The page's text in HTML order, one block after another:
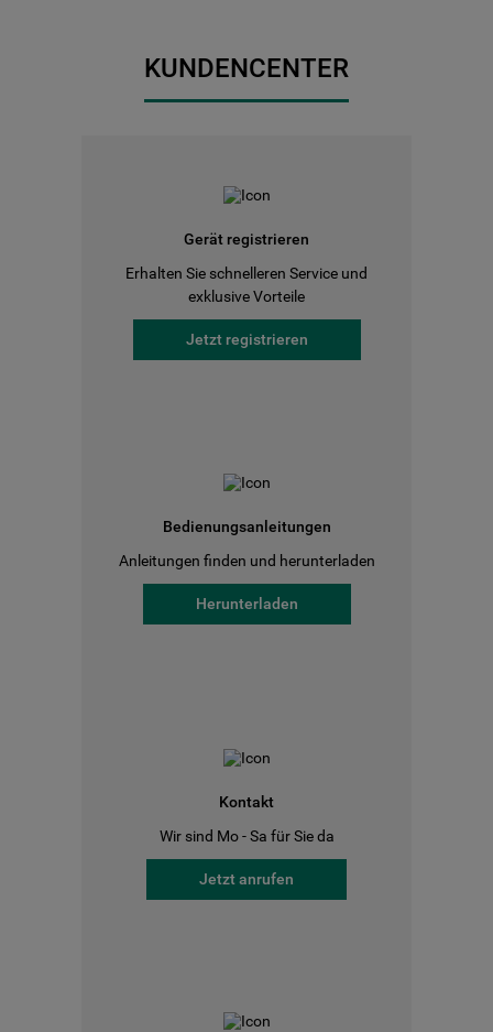
KUNDENCENTER
Gerät registrieren
Erhalten Sie schnelleren Service und
exklusive Vorteile
Jetzt registrieren
Bedienungsanleitungen
Anleitungen finden und herunterladen
Herunterladen
Kontakt
Wir sind Mo - Sa für Sie da
Jetzt anrufen